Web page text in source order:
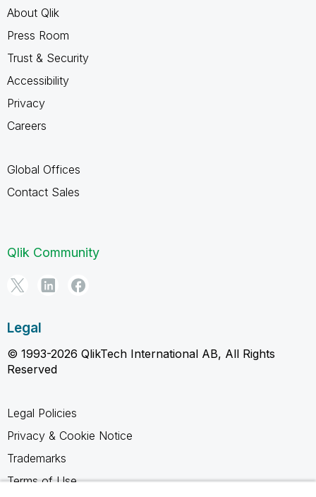
About Qlik
Press Room
Trust & Security
Accessibility
Privacy
Careers
Global Offices
Contact Sales
Qlik Community
Legal
© 1993-2026 QlikTech International AB, All Rights
Reserved
Legal Policies
Privacy & Cookie Notice
Trademarks
Terms of Use